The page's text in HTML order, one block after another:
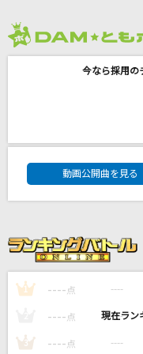
山根康広
[生音]夏の思い出
[生音]桜
今なら採用
DAM★とも
動画公開曲を見る
1 ---- 点 ----
---- 点 ----
3 ---- 点 ----